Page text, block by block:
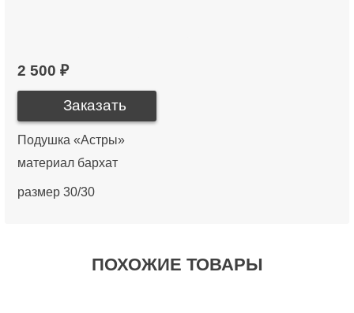
2 500 ₽
Подушка «Астры»
материал бархат
размер 30/30
ПОХОЖИЕ ТОВАРЫ